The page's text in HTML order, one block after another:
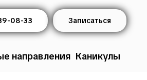
08-33 Записаться
направления Каникулы